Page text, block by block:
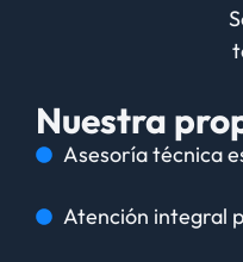
Nuestra
Asesoría técnica
Atención integral